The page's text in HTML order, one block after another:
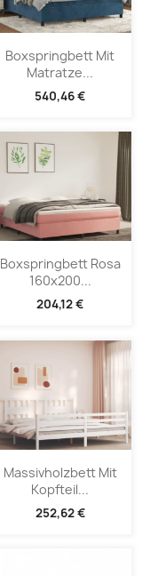
Boxspringbett Mit
Matratze...
540,46 €
Boxspringbett Rosa
160x200...
204,12 €
Massivholzbett Mit
Kopfteil...
252,62 €